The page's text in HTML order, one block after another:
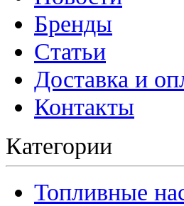
Бренды
Статьи
Доставка и
Контакты
Категории
Топливные